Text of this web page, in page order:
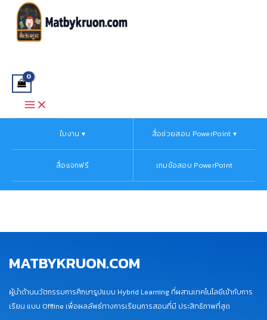
content
Main
Menu
ใบงาน ▾ สื่อช่วยสอน PowerPoint ▾
สื่อแจกฟรี เกมข้อสอบ PowerPoint
MATBYKRUON.COM
ผู้นำด้านนวัตกรรมการศึกษารูปแบบ Hybrid Learning ที่ผสานเทคโนโลยีเข้ากับการ
เรียน แบบ Offline เพื่อผลลัพธ์ทางการเรียนการสอนที่มี ประสิทธิภาพที่สุด